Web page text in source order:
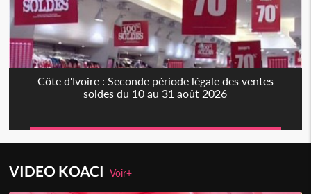
Côte d'Ivoire : Seconde période légale des ventes
soldes du 10 au 31 août 2026
VIDEO KOACIVoir+